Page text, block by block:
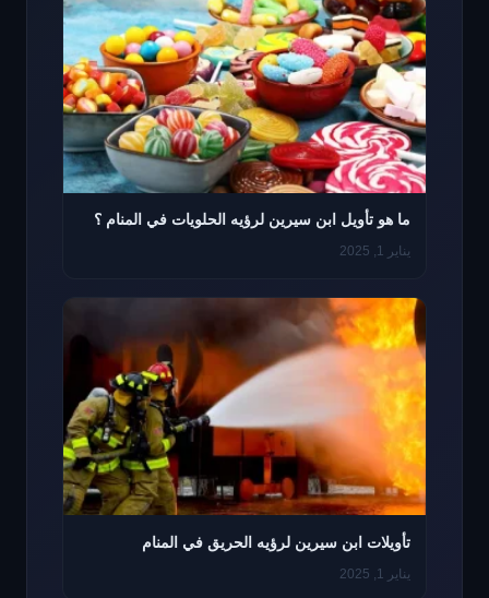
ما هو تأويل ابن سيرين لرؤيه الحلويات في المنام ؟
يناير 1, 2025
تأويلات ابن سيرين لرؤيه الحريق في المنام
يناير 1, 2025